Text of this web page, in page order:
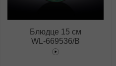
Блюдце 15 см
WL‑669536/B